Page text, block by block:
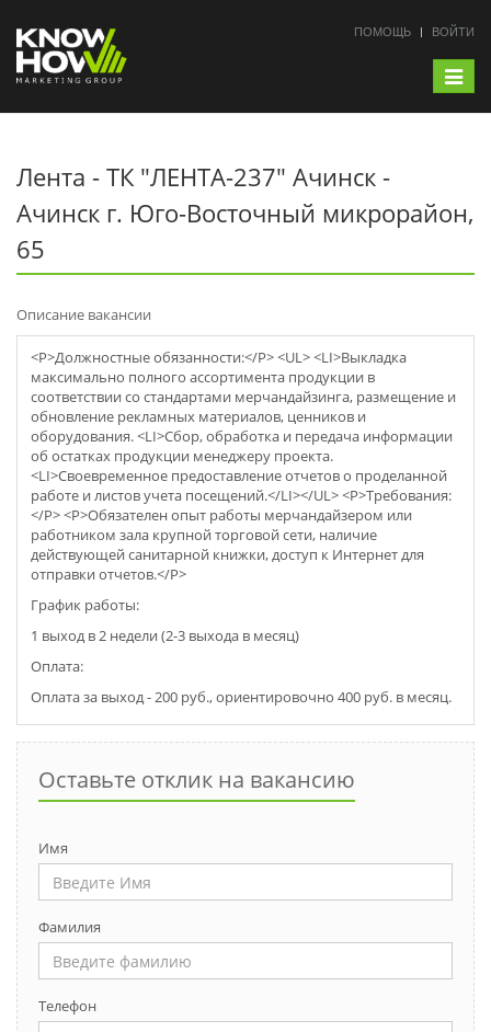
ПОМОЩЬ ВОЙТИ
Toggle
Лента - ТК "ЛЕНТА-237" Ачинск -
Ачинск г. Юго-Восточный микрорайон,
65
Описание вакансии
<P>Должностные обязанности:</P> <UL> <LI>Выкладка
максимально полного ассортимента продукции в
соответствии со стандартами мерчaндайзинга, размещение и
обновление рекламных материалов, ценников и
оборудования. <LI>Сбор, обработка и передача информации
об остатках продукции менеджеру проекта.
<LI>Своевременное предоставление отчетов о проделанной
работе и листов учета посещений.</LI></UL> <P>Требования:
</P> <P>Обязателен опыт работы мерчaндайзером или
работником зала крупной торговой сети, наличие
действующей санитарной книжки, доступ к Интернет для
отправки отчетов.</P>
График работы:
1 выход в 2 недели (2-3 выхода в месяц)
Оплата:
Оплата за выход - 200 руб., ориентировочно 400 руб. в месяц.
Оставьте отклик на вакансию
Имя
Фамилия
Телефон